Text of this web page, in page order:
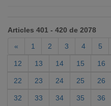
Articles 401 - 420 de 2078
«
1 2 3 4 5
12 13 14 15 16
22 23 24 25 26
32 33 34 35 36